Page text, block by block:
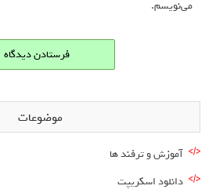
می‌نویسم.
موضوعات
آموزش و ترفند ها
دانلود اسکریپت